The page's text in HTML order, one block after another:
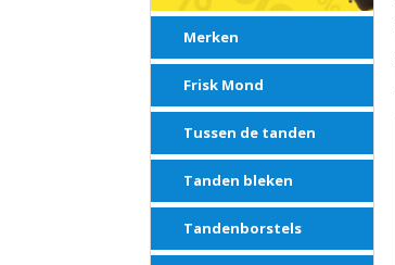
Merken
Frisk Mond
Tussen de tanden
Tanden bleken
Tandenborstels